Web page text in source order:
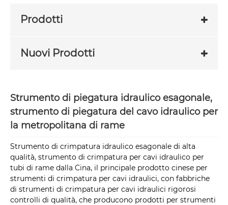
Prodotti
Nuovi Prodotti
Strumento di piegatura idraulico esagonale,
strumento di piegatura del cavo idraulico per
la metropolitana di rame
Strumento di crimpatura idraulico esagonale di alta
qualità, strumento di crimpatura per cavi idraulico per
tubi di rame dalla Cina, il principale prodotto cinese per
strumenti di crimpatura per cavi idraulici, con fabbriche
di strumenti di crimpatura per cavi idraulici rigorosi
controlli di qualità, che producono prodotti per strumenti